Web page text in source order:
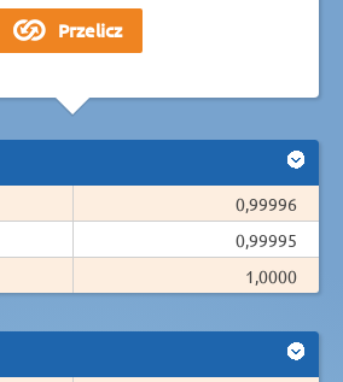
0,99996
0,99995
1,0000